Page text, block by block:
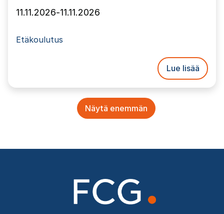
11.11.2026-11.11.2026
Etäkoulutus
Lue lisää
Näytä enemmän